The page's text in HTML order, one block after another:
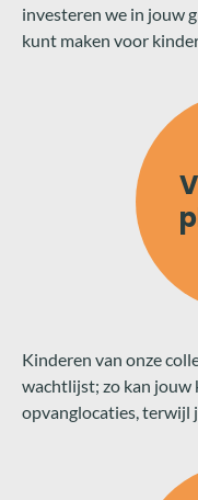
investeren we in jouw
kunt maken voor
Kinderen van onze
wachtlijst; zo kan jouw
opvanglocaties, terwijl